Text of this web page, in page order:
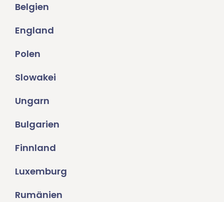
Belgien
England
Polen
Slowakei
Ungarn
Bulgarien
Finnland
Luxemburg
Rumänien